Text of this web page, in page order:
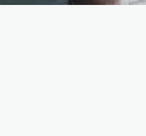
Espace